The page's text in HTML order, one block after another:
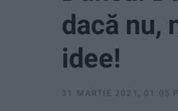
dacă nu,
idee!
31 MARTIE 2021, 01:05